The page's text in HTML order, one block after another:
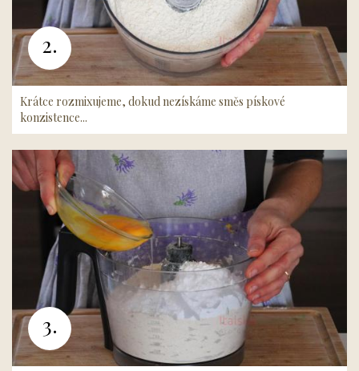
2.
Krátce rozmixujeme, dokud nezískáme směs pískové
konzistence...
3.